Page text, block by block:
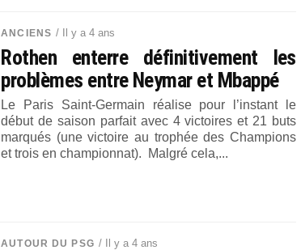
ANCIENS / Il y a 4 ans
Rothen enterre définitivement les
problèmes entre Neymar et Mbappé
Le Paris Saint-Germain réalise pour l’instant le
début de saison parfait avec 4 victoires et 21 buts
marqués (une victoire au trophée des Champions
et trois en championnat). Malgré cela,...
AUTOUR DU PSG / Il y a 4 ans